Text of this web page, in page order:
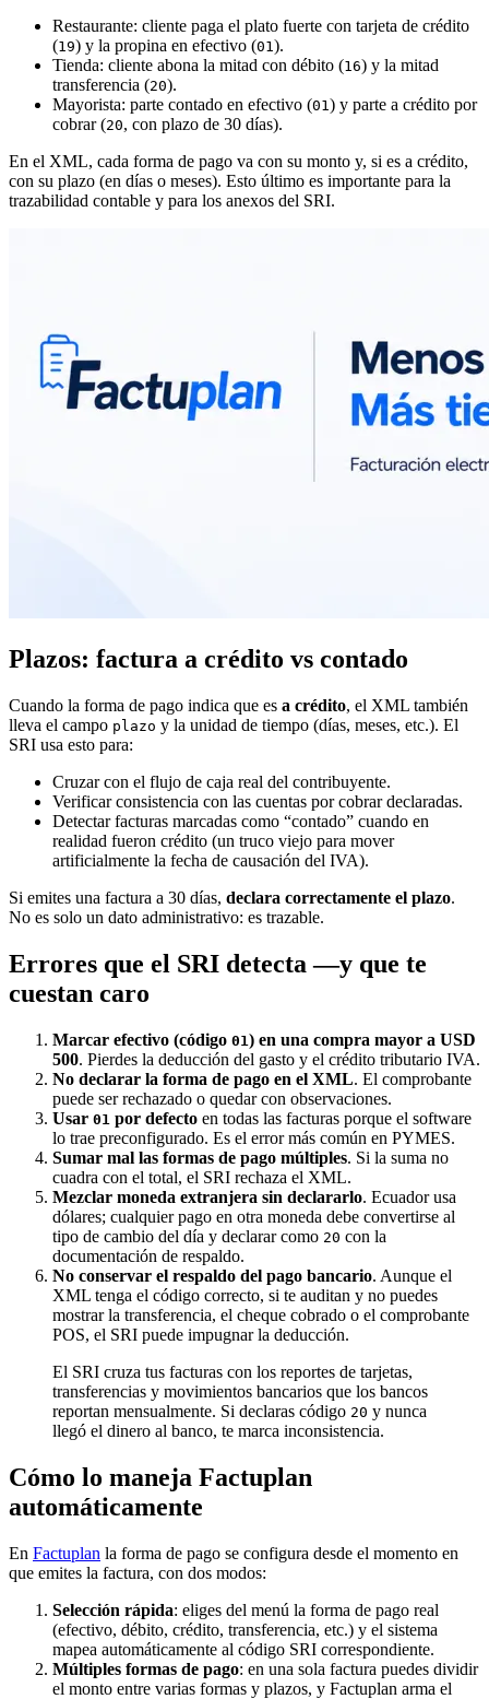
Restaurante: cliente paga el plato fuerte con tarjeta de crédito
(19) y la propina en efectivo (01).
Tienda: cliente abona la mitad con débito (16) y la mitad
transferencia (20).
Mayorista: parte contado en efectivo (01) y parte a crédito por
cobrar (20, con plazo de 30 días).
En el XML, cada forma de pago va con su monto y, si es a crédito,
con su plazo (en días o meses). Esto último es importante para la
trazabilidad contable y para los anexos del SRI.
Plazos: factura a crédito vs contado
Cuando la forma de pago indica que es a crédito, el XML también
lleva el campo plazo y la unidad de tiempo (días, meses, etc.). El
SRI usa esto para:
Cruzar con el flujo de caja real del contribuyente.
Verificar consistencia con las cuentas por cobrar declaradas.
Detectar facturas marcadas como “contado” cuando en
realidad fueron crédito (un truco viejo para mover
artificialmente la fecha de causación del IVA).
Si emites una factura a 30 días, declara correctamente el plazo.
No es solo un dato administrativo: es trazable.
Errores que el SRI detecta —y que te
cuestan caro
Marcar efectivo (código 01) en una compra mayor a USD
500. Pierdes la deducción del gasto y el crédito tributario IVA.
No declarar la forma de pago en el XML. El comprobante
puede ser rechazado o quedar con observaciones.
Usar 01 por defecto en todas las facturas porque el software
lo trae preconfigurado. Es el error más común en PYMES.
Sumar mal las formas de pago múltiples. Si la suma no
cuadra con el total, el SRI rechaza el XML.
Mezclar moneda extranjera sin declararlo. Ecuador usa
dólares; cualquier pago en otra moneda debe convertirse al
tipo de cambio del día y declarar como 20 con la
documentación de respaldo.
No conservar el respaldo del pago bancario. Aunque el
XML tenga el código correcto, si te auditan y no puedes
mostrar la transferencia, el cheque cobrado o el comprobante
POS, el SRI puede impugnar la deducción.
El SRI cruza tus facturas con los reportes de tarjetas,
transferencias y movimientos bancarios que los bancos
reportan mensualmente. Si declaras código 20 y nunca
llegó el dinero al banco, te marca inconsistencia.
Cómo lo maneja Factuplan
automáticamente
En Factuplan la forma de pago se configura desde el momento en
que emites la factura, con dos modos:
Selección rápida: eliges del menú la forma de pago real
(efectivo, débito, crédito, transferencia, etc.) y el sistema
mapea automáticamente al código SRI correspondiente.
Múltiples formas de pago: en una sola factura puedes dividir
el monto entre varias formas y plazos, y Factuplan arma el